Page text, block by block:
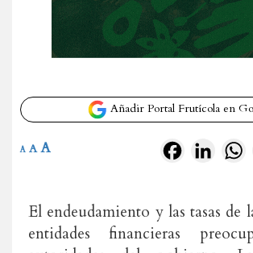
Añadir Portal Frutícola en
Facebook
A A A
El endeudamiento y las tasas de
entidades financieras